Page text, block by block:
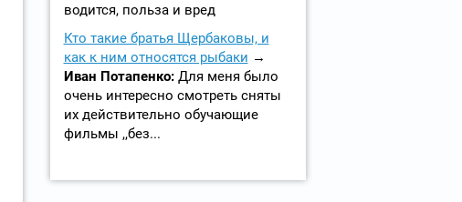
водится, польза и вред
Кто такие братья Щербаковы, и
как к ним относятся рыбаки
Иван Потапенко: Для меня было
очень интересно смотреть сняты
их действительно обучающие
фильмы ,,без...